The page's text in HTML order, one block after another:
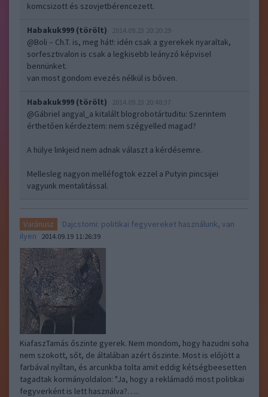
komcsizott és szovjetbérencezett.
Habakuk999 (törölt) 2014.09.23 20:20:29
@Boli – Ch.T. is, meg hát!: idén csak a gyerekek nyaraltak,
sorfesztivalon is csak a legkisebb leányzó képvisel
bennünket.
van most gondom evezés nélkül is bőven.
Habakuk999 (törölt) 2014.09.23 20:48:37
@Gábriel angyal_a kitalált blogrobotártuditu: Szerintem
érthetően kérdeztem: nem szégyelled magad?
A hülye linkjeid nem adnak választ a kérdésemre.
Mellesleg nagyon melléfogtok ezzel a Putyin pincsijei
vagyunk mentalitással.
Varánusz
Dajcstomi: politikai fegyvereket használunk, van
ilyen
2014.09.19 11:26:39
KiafaszTamás őszinte gyerek. Nem mondom, hogy hazudni soha
nem szokott, sőt, de általában azért őszinte. Most is előjött a
farbával nyíltan, és arcunkba tolta amit eddig kétségbeesetten
tagadtak kormányoldalon: "Ja, hogy a reklámadó most politikai
fegyverként is lett használva?…..